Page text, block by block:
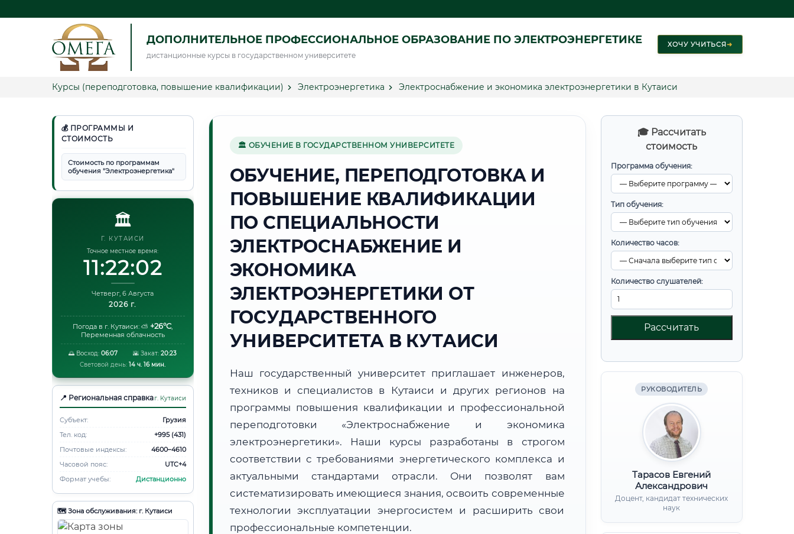
ДОПОЛНИТЕЛЬНОЕ ПРОФЕССИОНАЛЬНОЕ ОБРАЗОВАНИЕ ПО ЭЛЕКТРОЭНЕРГЕТИКЕ
дистанционные курсы в государственном университете
ХОЧУ УЧИТЬСЯ➜
Курсы (переподготовка, повышение квалификации) Электроэнергетика Электроснабжение и экономика электроэнергетики в Кутаиси
💰 ПРОГРАММЫ И
СТОИМОСТЬ
Стоимость по программам
обучения "Электроэнергетика"
🏛️
Г. КУТАИСИ
Точное местное время:
11:22:03
Четверг, 6 Августа
2026 г.
Погода в г. Кутаиси: ⛅ +26°C,
Переменная облачность
🌅 Восход: 06:07 🌇 Закат:20:23
Световой день: 14 ч. 16 мин.
📍 Региональная справкаг. Кутаиси
Субъект:
Грузия
Тел. код:
+995 (431)
Почтовые индексы:
4600–4610
Часовой пояс:
UTC+4
Формат учебы:
Дистанционно
🗺️ Зона обслуживания: г. Кутаиси
🎓 Рассчитать
стоимость
Программа обучения:
Тип обучения:
Количество часов:
Количество слушателей:
Рассчитать
РУКОВОДИТЕЛЬ
Тарасов Евгений
Александрович
Доцент, кандидат технических
наук
🏛 ОБУЧЕНИЕ В ГОСУДАРСТВЕННОМ УНИВЕРСИТЕТЕ
ОБУЧЕНИЕ, ПЕРЕПОДГОТОВКА И
ПОВЫШЕНИЕ КВАЛИФИКАЦИИ
ПО СПЕЦИАЛЬНОСТИ
ЭЛЕКТРОСНАБЖЕНИЕ И
ЭКОНОМИКА
ЭЛЕКТРОЭНЕРГЕТИКИ ОТ
ГОСУДАРСТВЕННОГО
УНИВЕРСИТЕТА В КУТАИСИ
Наш государственный университет приглашает инженеров,
техников и специалистов в Кутаиси и других регионов на
программы повышения квалификации и профессиональной
переподготовки «Электроснабжение и экономика
электроэнергетики». Наши курсы разработаны в строгом
соответствии с требованиями энергетического комплекса и
актуальными стандартами отрасли. Они позволят вам
систематизировать имеющиеся знания, освоить современные
технологии эксплуатации энергосистем и расширить свои
профессиональные компетенции.